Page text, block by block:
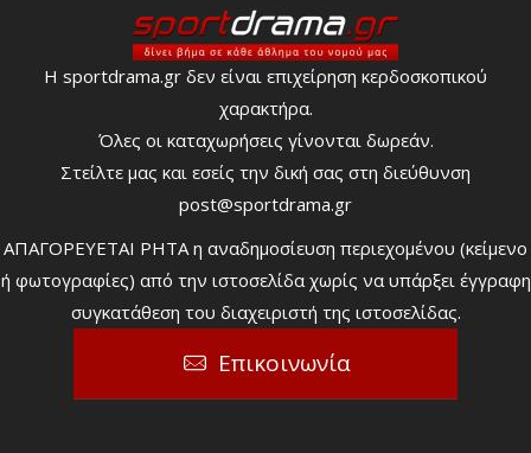
Η sportdrama.gr δεν είναι επιχείρηση κερδοσκοπικού
χαρακτήρα.
Όλες οι καταχωρήσεις γίνονται δωρεάν.
Στείλτε μας και εσείς την δική σας στη διεύθυνση
post@sportdrama.gr
ΑΠΑΓΟΡΕΥΕΤΑΙ ΡΗΤΑ η αναδημοσίευση περιεχομένου (κείμενο
ή φωτογραφίες) από την ιστοσελίδα χωρίς να υπάρξει έγγραφη
συγκατάθεση του διαχειριστή της ιστοσελίδας.
Επικοινωνία